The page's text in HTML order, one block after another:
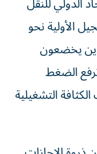
الأولية نحو
يخضعون
الضغط
التشغيلية